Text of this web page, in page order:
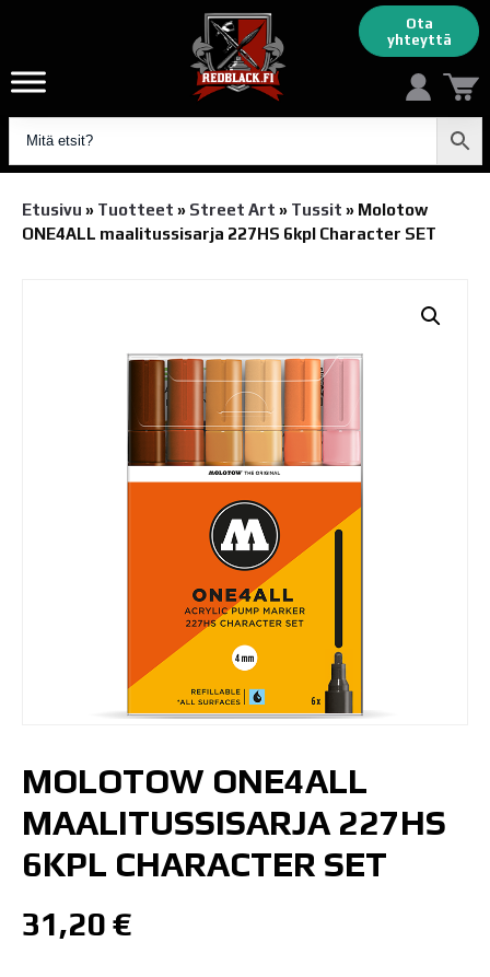
Ota
yhteyttä
Etusivu » Tuotteet » Street Art » Tussit » Molotow
ONE4ALL maalitussisarja 227HS 6kpl Character SET
MOLOTOW ONE4ALL
MAALITUSSISARJA 227HS
6KPL CHARACTER SET
31,20 €